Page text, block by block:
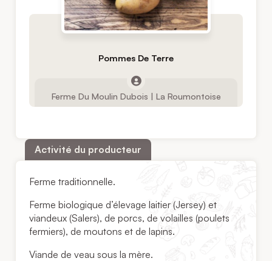
Pommes De Terre
Ferme Du Moulin Dubois | La Roumontoise
Activité du producteur
Ferme traditionnelle.
Ferme biologique d’élevage laitier (Jersey) et
viandeux (Salers), de porcs, de volailles (poulets
fermiers), de moutons et de lapins.
Viande de veau sous la mère.